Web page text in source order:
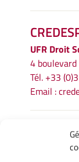
UFR Droit
4
Tél. +33
Email :
Mentions